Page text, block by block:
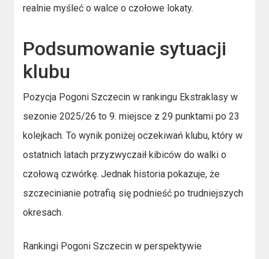
realnie myśleć o walce o czołowe lokaty.
Podsumowanie sytuacji
klubu
Pozycja Pogoni Szczecin w rankingu Ekstraklasy w
sezonie 2025/26 to 9. miejsce z 29 punktami po 23
kolejkach. To wynik poniżej oczekiwań klubu, który w
ostatnich latach przyzwyczaił kibiców do walki o
czołową czwórkę. Jednak historia pokazuje, że
szczecinianie potrafią się podnieść po trudniejszych
okresach.
Rankingi Pogoni Szczecin w perspektywie